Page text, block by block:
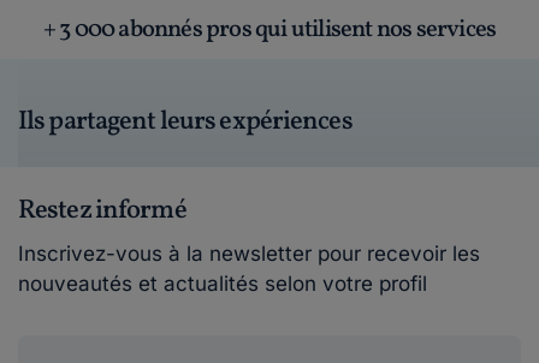
+ 3 000 abonnés pros qui utilisent nos services
Ils partagent leurs expériences
Restez informé
Inscrivez-vous à la newsletter pour recevoir les
nouveautés et actualités selon votre profil